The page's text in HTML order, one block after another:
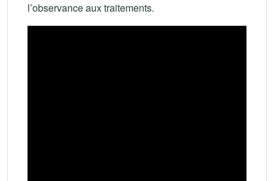
l’observance aux traitements.